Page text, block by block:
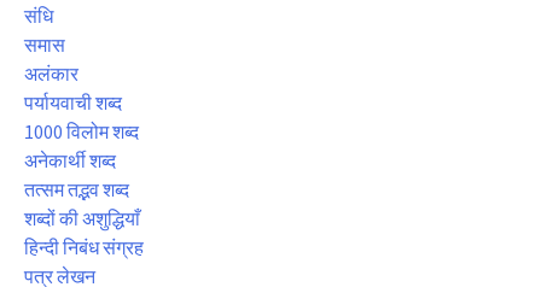
संधि
समास
अलंकार
पर्यायवाची शब्द
1000 विलोम शब्द
अनेकार्थी शब्द
तत्सम तद्भव शब्द
शब्दों की अशुद्धियाँ
हिन्दी निबंध संग्रह
पत्र लेखन